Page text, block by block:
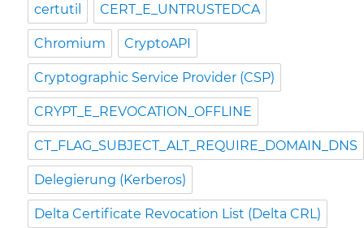
certutil CERT_E_UNTRUSTEDCA
Chromium CryptoAPI
Cryptographic Service Provider (CSP)
CRYPT_E_REVOCATION_OFFLINE
CT_FLAG_SUBJECT_ALT_REQUIRE_DOMAIN_DNS
Delegierung (Kerberos)
Delta Certificate Revocation List (Delta CRL)